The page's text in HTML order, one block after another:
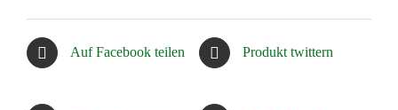
Auf Facebook teilen Produkt twittern